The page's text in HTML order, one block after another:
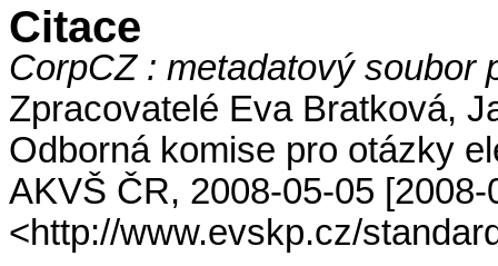
Citace
CorpCZ : metadatový soubor
Zpracovatelé Eva Bratková,
Odborná komise pro otázky
AKVŠ ČR, 2008-05-05
<http://www.evskp.cz/